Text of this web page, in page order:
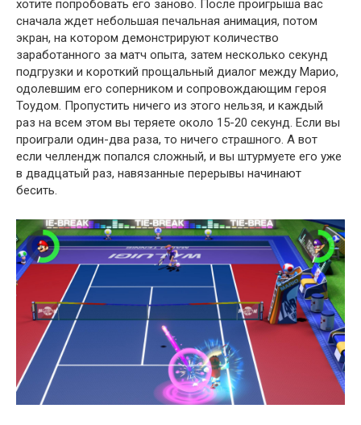
хотите попробовать его заново. После проигрыша вас
сначала ждет небольшая печальная анимация, потом
экран, на котором демонстрируют количество
заработанного за матч опыта, затем несколько секунд
подгрузки и короткий прощальный диалог между Марио,
одолевшим его соперником и сопровождающим героя
Тоудом. Пропустить ничего из этого нельзя, и каждый
раз на всем этом вы теряете около 15-20 секунд. Если вы
проиграли один-два раза, то ничего страшного. А вот
если челлендж попался сложный, и вы штурмуете его уже
в двадцатый раз, навязанные перерывы начинают
бесить.